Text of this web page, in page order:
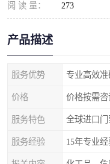
阅 读 量： 273
产品描述
服务优势 专业高效准
价格 价格按需咨
服务特色 全球进口门
服务经验 15年专业经